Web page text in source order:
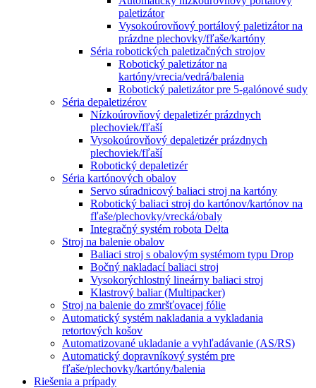
paletizátor
Vysokoúrovňový portálový paletizátor na
prázdne plechovky/fľaše/kartóny
Séria robotických paletizačných strojov
Robotický paletizátor na
kartóny/vrecia/vedrá/balenia
Robotický paletizátor pre 5-galónové sudy
Séria depaletizérov
Nízkoúrovňový depaletizér prázdnych
plechoviek/fľaší
Vysokoúrovňový depaletizér prázdnych
plechoviek/fľaší
Robotický depaletizér
Séria kartónových obalov
Servo súradnicový baliaci stroj na kartóny
Robotický baliaci stroj do kartónov/kartónov na
fľaše/plechovky/vrecká/obaly
Integračný systém robota Delta
Stroj na balenie obalov
Baliaci stroj s obalovým systémom typu Drop
Bočný nakladací baliaci stroj
Vysokorýchlostný lineárny baliaci stroj
Klastrový baliar (Multipacker)
Stroj na balenie do zmršťovacej fólie
Automatický systém nakladania a vykladania
retortových košov
Automatizované ukladanie a vyhľadávanie (AS/RS)
Automatický dopravníkový systém pre
fľaše/plechovky/kartóny/balenia
Riešenia a prípady